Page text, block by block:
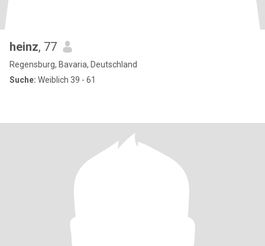
heinz, 77
Regensburg, Bavaria, Deutschland
Suche: Weiblich 39 - 61